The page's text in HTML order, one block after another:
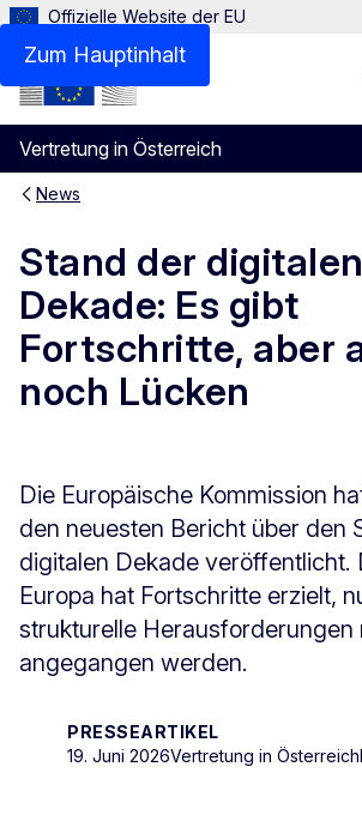
Zum Hauptinhalt
Offizielle Website der EU
Vertretung in Österreich
Menu
News
Stand der digitalen
Dekade: Es gibt
Fortschritte, aber
noch Lücken
Die Europäische Kommission
den neuesten Bericht über den
digitalen Dekade veröffentlicht.
Europa hat Fortschritte erzielt,
strukturelle Herausforderungen
angegangen werden.
PRESSEARTIKEL
19. Juni 2026Vertretung in Österreich